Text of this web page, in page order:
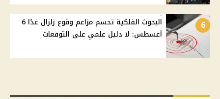
6
البحوث الفلكية تحسم مزاعم وقوع زلزال غدًا 6
أغسطس: لا دليل علمي على التوقعات